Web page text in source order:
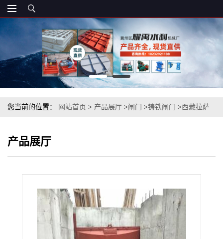
您当前的位置： 网站首页 > 产品展厅 >闸门 >铸铁闸门 >西藏拉萨
产品展厅